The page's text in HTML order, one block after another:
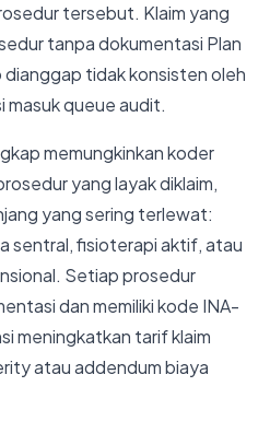
tersebut. Klaim yang
tanpa dokumentasi Plan
tidak konsisten oleh
queue audit.
memungkinkan koder
yang layak diklaim,
yang sering terlewat:
sentral, fisioterapi aktif, atau
Setiap prosedur
dan memiliki kode INA-
meningkatkan tarif klaim
atau addendum biaya